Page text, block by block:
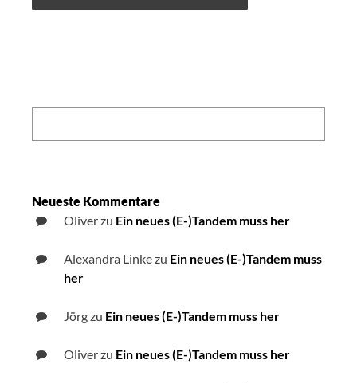
Neueste Kommentare
Oliverzu Ein neues (E-)Tandem muss her
Alexandra Linkezu Ein neues (E-)Tandem muss
her
Jörgzu Ein neues (E-)Tandem muss her
Oliverzu Ein neues (E-)Tandem muss her